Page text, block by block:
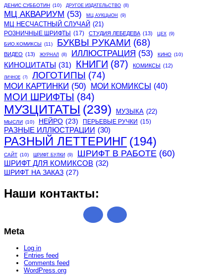
ДЕНИС СУББОТИН (10) ДРУГОЕ ИЗДАТЕЛЬСТВО (8)
МЦ АКВАРИУМ (53) МЦ АУКЦЫОН (9)
МЦ НЕСЧАСТНЫЙ СЛУЧАЙ (21)
РОЗНИЧНЫЕ ШРИФТЫ (17) СТУДИЯ ЛЕБЕДЕВА (13) ЦЕХ (9)
БИО.КОМИКСЫ (11) БУКВЫ РУКАМИ (68)
ВИДЕО (13) ЖУРНАЛ (8) ИЛЛЮСТРАЦИЯ (53) КИНО (10)
КИНОЦИТАТЫ (31) КНИГИ (87) КОМИКСЫ (12)
ЛИЧНОЕ (7) ЛОГОТИПЫ (74)
МОИ КАРТИНКИ (50) МОИ КОМИКСЫ (40)
МОИ ШРИФТЫ (84)
МУЗЦИТАТЫ (239) МУЗЫКА (22)
МЫСЛИ (10) НЕЙРО (23) ПЕРЬЕВЫЕ РУЧКИ (15)
РАЗНЫЕ ИЛЛЮСТРАЦИИ (30)
РАЗНЫЙ ЛЕТТЕРИНГ (194)
САЙТ (10) ШРИФТ БУЛКИ (9) ШРИФТ В РАБОТЕ (60)
ШРИФТ ДЛЯ КОМИКСОВ (32)
ШРИФТ НА ЗАКАЗ (27)
Наши контакты:
Meta
Log in
Entries feed
Comments feed
WordPress.org